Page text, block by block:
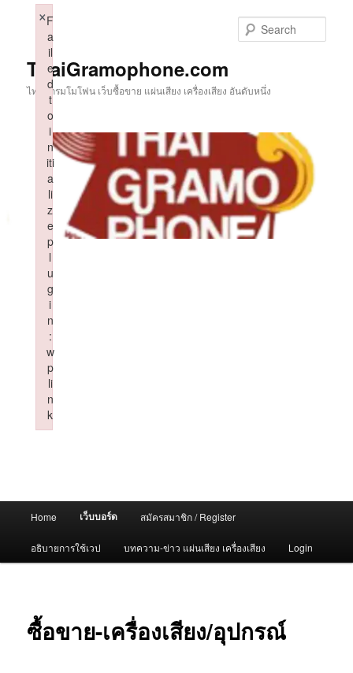
ThaiGramophone.com
ไทยแกรมโมโฟน เว็บซื้อขาย แผ่นเสียง เครื่องเสียง อันดับหนึ่ง
Home เว็บบอร์ด สมัครสมาชิก / Register
อธิบายการใช้เวป บทความ-ข่าว แผ่นเสียง เครื่องเสียง Login
ซื้อขาย-เครื่องเสียง/อุปกรณ์
F
a
il
e
d
t
o
i
n
iti
a
li
z
e
p
l
u
g
i
n
:
w
p
li
n
k
×
Failed to initialize plugin: wplink